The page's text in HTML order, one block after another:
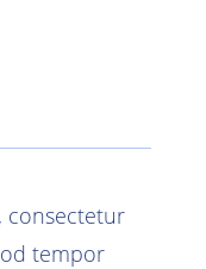
consectetur
tempor